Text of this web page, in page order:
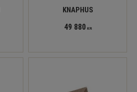
KNAPHUS
49 880KR